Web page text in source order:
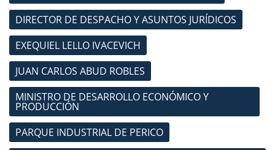
DIRECTOR DE DESPACHO Y ASUNTOS JURÍDICOS
EXEQUIEL LELLO IVACEVICH
JUAN CARLOS ABUD ROBLES
MINISTRO DE DESARROLLO ECONÓMICO Y
PRODUCCIÓN
PARQUE INDUSTRIAL DE PERICO